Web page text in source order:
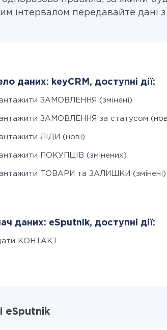
інтервалом передавайте дані
даних: keyCRM, доступні дії:
ЗАМОВЛЕННЯ (змінені)
ЗАМОВЛЕННЯ за статусом
ЛІДИ (нові)
ПОКУПЦІВ (змінених)
ТОВАРИ та ЗАЛИШКИ (змінені)
даних: eSputnik, доступні дії:
КОНТАКТ
eSputnik